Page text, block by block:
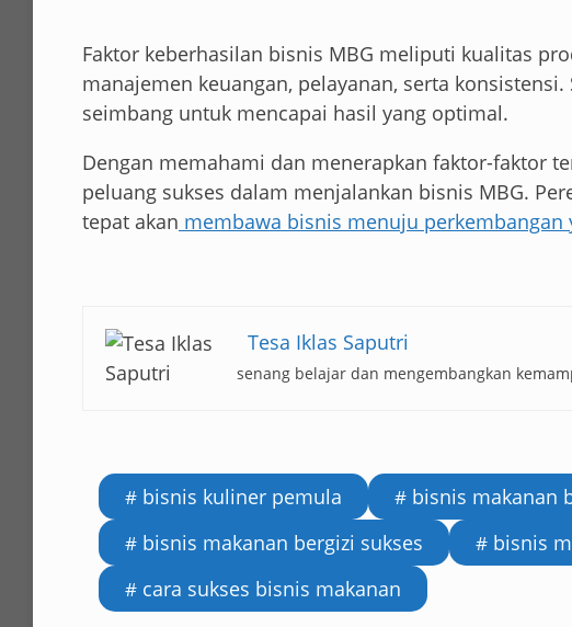
Faktor keberhasilan bisnis MBG meliputi kualitas
manajemen keuangan, pelayanan, serta
seimbang untuk mencapai hasil yang optimal.
Dengan memahami dan menerapkan faktor-faktor
peluang sukses dalam menjalankan bisnis MBG.
tepat akan membawa bisnis menuju perkembangan
Tesa Iklas Saputri
senang belajar dan mengembangkan
bisnis kuliner pemula
bisnis makanan
bisnis makanan bergizi sukses
bisnis
cara sukses bisnis makanan